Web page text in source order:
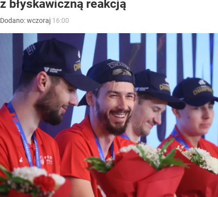
z błyskawiczną reakcją
Dodano:wczoraj 16:00